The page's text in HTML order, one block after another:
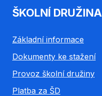
ŠKOLNÍ DRUŽINA
Základní informace
Dokumenty ke stažení
Provoz školní družiny
Platba za ŠD